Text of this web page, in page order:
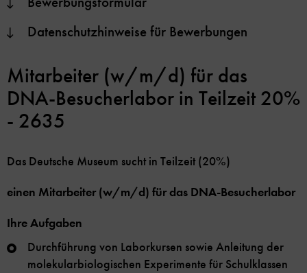
Datenschutzhinweise für Bewerbungen
Mitarbeiter (w/m/d) für das
DNA-Besucherlabor in Teilzeit 20%
- 2635
Das Deutsche Museum sucht in Teilzeit (20%)
einen Mitarbeiter (w/m/d) für das DNA-Besucherlabor
Ihre Aufgaben
Durchführung von Laborkursen sowie Anleitung der
molekularbiologischen Experimente für Schulklassen